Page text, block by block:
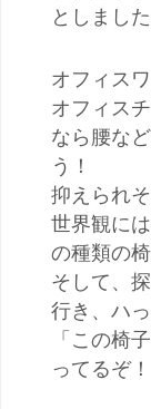
としまし
オフィス
オフィス
なら腰な
う！
抑えられ
世界観に
の種類の
そして、
行き、ハ
「この椅
ってるぞ